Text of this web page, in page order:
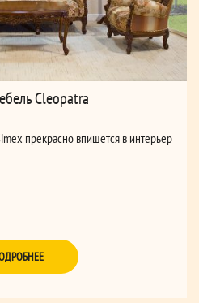
Cleopatra
прекрасно впишется в интерьер